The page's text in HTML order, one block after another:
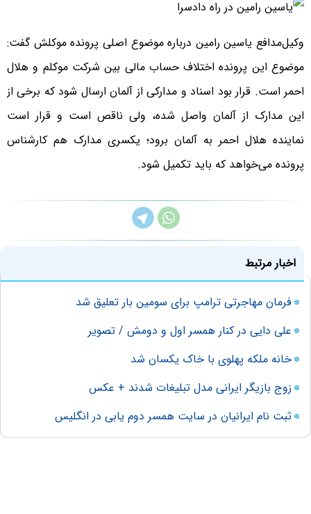
وکیل‌مدافع یاسین رامین درباره موضوع اصلی پرونده موکلش گفت:
موضوع این پرونده اختلاف حساب مالی بین شرکت موکلم و هلال
احمر است. قرار بود اسناد و مدارکی از آلمان ارسال شود که برخی از
این مدارک از آلمان واصل شده، ولی ناقص است و قرار است
نماینده هلال احمر به آلمان برود؛ یکسری مدارک هم کارشناس
پرونده می‌خواهد که باید تکمیل شود.
اخبار مرتبط
فرمان مهاجرتی ترامپ برای سومین بار تعلیق شد
علی دایی در کنار همسر اول و دومش / تصویر
خانه ملکه پهلوی با خاک یکسان شد
زوج بازیگر ایرانی مدل تبلیغات شدند + عکس
ثبت نام ایرانیان در سایت همسر دوم یابی در انگلیس